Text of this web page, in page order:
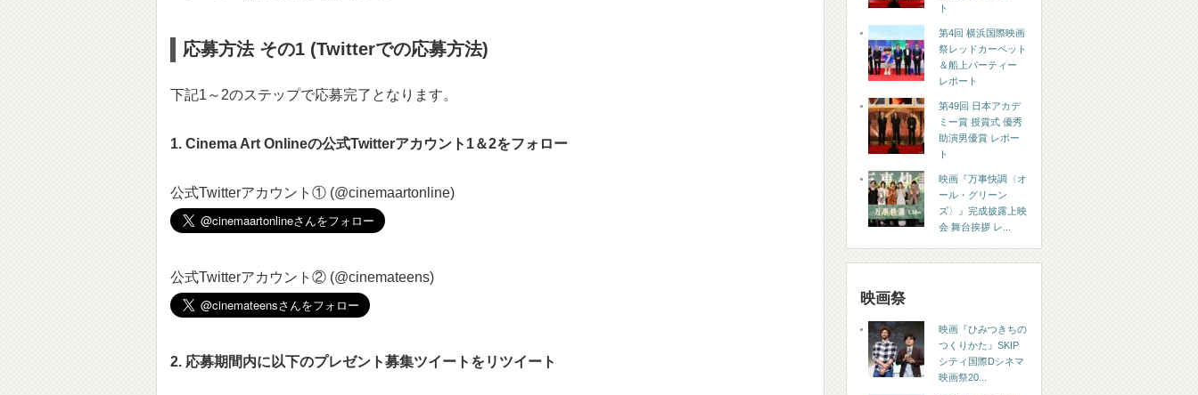
応募方法 その1 (Twitterでの応募方法)
下記1～2のステップで応募完了となります。
1. Cinema Art Onlineの公式Twitterアカウント1＆2をフォロー
公式Twitterアカウント① (@cinemaartonline)
公式Twitterアカウント② (@cinemateens)
2. 応募期間内に以下のプレゼント募集ツイートをリツイート
ト
第4回 横浜国際映画
祭レッドカーペット
＆船上パーティー
レポート
第49回 日本アカデ
ミー賞 授賞式 優秀
助演男優賞 レポー
ト
映画『万事快調〈オ
ール・グリーン
ズ〉』完成披露上映
会 舞台挨拶 レ...
映画祭
映画『ひみつきちの
つくりかた』SKIP
シティ国際Dシネマ
映画祭20...